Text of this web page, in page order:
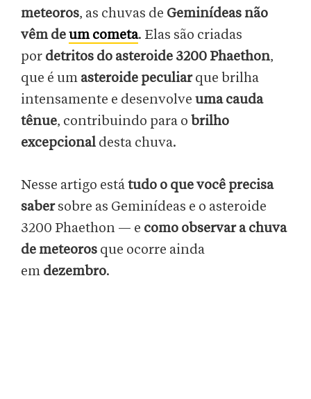
meteoros, as chuvas de Geminídeas não
vêm deum cometa. Elas são criadas
por detritos do asteroide 3200 Phaethon,
que é um asteroide peculiarque brilha
intensamente e desenvolve uma cauda
tênue, contribuindo para o brilho
excepcional desta chuva.
Nesse artigo estátudo o que você precisa
sabersobre as Geminídeas e o asteroide
3200 Phaethon — e como observar a chuva
de meteoros que ocorre ainda
em dezembro.